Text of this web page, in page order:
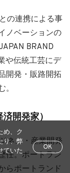
の連携による事
ノベーションの
BRAND
や伝統工芸にデ
開発・販路開拓
開発家）
ネス・産業開発
任。ポートラン
らポートランド
め、ク
り、弊
ていた
OK